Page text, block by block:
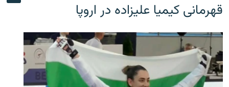
قهرمانی کیمیا علیزاده در اروپا